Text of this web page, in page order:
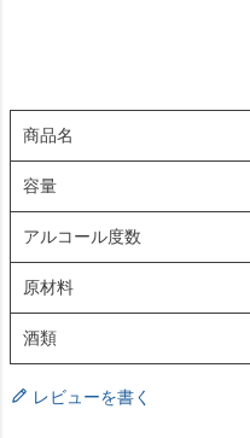
商品名
容量
アルコール度数
原材料
酒類
レビューを書く